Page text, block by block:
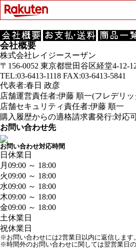
会社概要
株式会社レイジースーザン
〒156-0052 東京都世田谷区経堂4-12-
TEL:03-6413-1118 FAX:03-6413-5841
代表者:春日 政彦
店舗運営責任者:伊藤 順一(フレデリ
店舗セキュリティ責任者:伊藤 順一
購入履歴からの適格請求書発行:対応
お問い合わせ先
お問い合わせ対応時間
日 休業日
月 09:00 ～ 18:00
火09:00 ～ 18:00
水09:00 ～ 18:00
木09:00 ～ 18:00
金09:00 ～ 18:00
土休業日
祝休業日
※お問い合わせには2営業日以内に返信します。
※時間外のお問い合わせに関しては翌営業日の